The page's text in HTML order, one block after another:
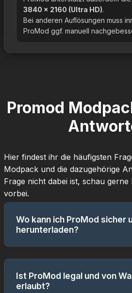
3840 × 2160 (Ultra HD).
Bei anderen Auflösungen muss
ProMod ggf. manuell
Promod
Hier findest ihr die häufigsten
Modpack und die dazugehörige
Frage nicht dabei ist, schau gerne
vorbei.
Wo kann ich ProMod sicher
herunterladen?
ProMod sind der OldSkool-
sowie der Eintrag im offiziellen
Ist ProMod legal und von
erlaubt?